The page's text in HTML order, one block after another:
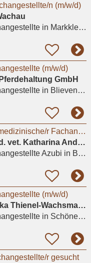
n (m/w/d)
in Markkleeberg, Wachau
(m/w/d)
GmbH
in Blievenstorf
Ausbildungsplatz Tiermedizinische/r Fachangestellte/r gesucht?
Tierarztpraxis Dr. med. vet. Katharina Andreas
Azubi in Berlin
(m/w/d)
Tieraztpraxis Franziska Thienel-Wachsmann
in Schönewalde
r gesucht